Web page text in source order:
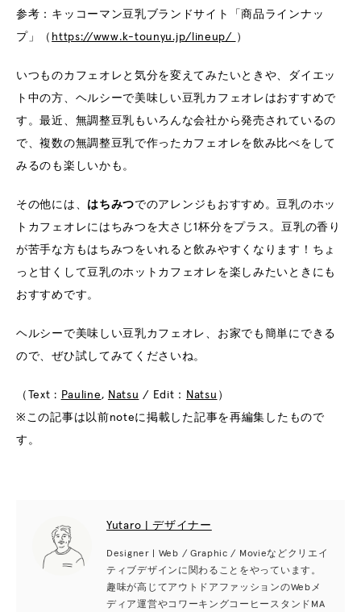
参考：キッコーマン豆乳ブランドサイト「商品ラインナッ
プ」（ https://www.k-tounyu.jp/lineup/ ）
いつものカフェオレと気分を変えてみたいときや、ダイエッ
ト中の方、ヘルシーで美味しい豆乳カフェオレはおすすめで
す。最近、無調整豆乳もいろんな会社から発売されているの
で、複数の無調整豆乳で作ったカフェオレを飲み比べをして
みるのも楽しいかも。
その他には、 はちみつでのアレンジもおすすめ。豆乳のホッ
トカフェオレにはちみつを大さじ1杯分をプラス。豆乳の香り
が苦手な方もはちみつをいれると飲みやすくなります！ちょ
っと甘くして豆乳のホットカフェオレを楽しみたいときにも
おすすめです。
ヘルシーで美味しい豆乳カフェオレ、お家でも簡単にできる
ので、ぜひ試してみてくださいね。
（Text : Pauline, Natsu / Edit： Natsu ）
※この記事は以前noteに掲載した記事を再編集したもので
す。
Yutaro | デザイナー
Designer | Web / Graphic / Movieなどクリエイ
ティブデザインに関わることをやっています。
趣味が高じてアウトドアファッションのWebメ
ディア運営やコワーキングコーヒースタンドMA